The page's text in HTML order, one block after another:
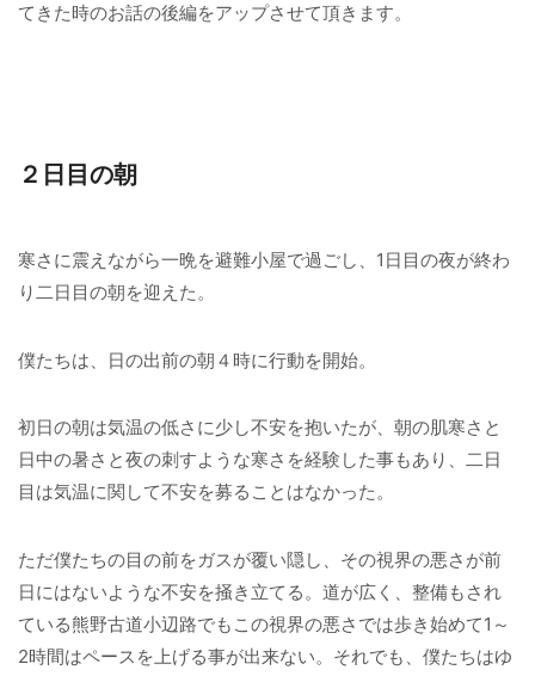
てきた時のお話の後編をアップさせて頂きます。
２日目の朝
寒さに震えながら一晩を避難小屋で過ごし、1日目の夜が終わ
り二日目の朝を迎えた。
僕たちは、日の出前の朝４時に行動を開始。
初日の朝は気温の低さに少し不安を抱いたが、朝の肌寒さと
日中の暑さと夜の刺すような寒さを経験した事もあり、二日
目は気温に関して不安を募ることはなかった。
ただ僕たちの目の前をガスが覆い隠し、その視界の悪さが前
日にはないような不安を掻き立てる。道が広く、整備もされ
ている熊野古道小辺路でもこの視界の悪さでは歩き始めて1～
2時間はペースを上げる事が出来ない。それでも、僕たちはゆ